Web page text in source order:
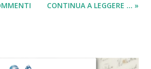
in Italia. Nella seguente guida,
di non concedere più queste
CONTINUA A LEGGERE ... »